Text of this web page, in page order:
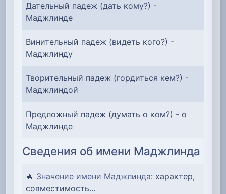
Дательный падеж (дать кому?) -
Маджлинде
Винительный падеж (видеть кого?) -
Маджлинду
Творительный падеж (гордиться кем?) -
Маджлиндой
Предложный падеж (думать о ком?) - о
Маджлинде
Сведения об имени Маджлинда
🔥 Значение имени Маджлинда: характер,
совместимость...